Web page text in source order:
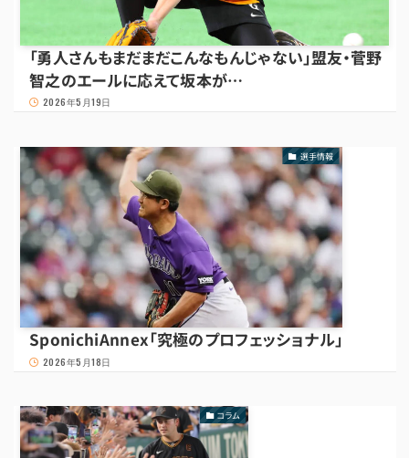
「勇人さんもまだまだこんなもんじゃない」盟友・菅野
智之のエールに応えて坂本が…
2026年5月19日
選手情報
SponichiAnnex「究極のプロフェッショナル」
2026年5月18日
コラム